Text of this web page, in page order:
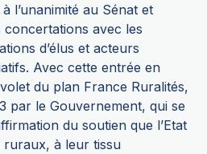
l’unanimité au Sénat et
concertations avec les
d’élus et acteurs
Avec cette entrée en
du plan France Ruralités,
par le Gouvernement, qui se
du soutien que l’Etat
à leur tissu